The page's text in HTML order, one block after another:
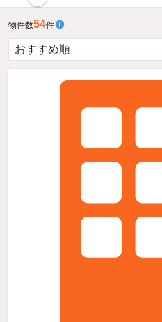
物件数54件